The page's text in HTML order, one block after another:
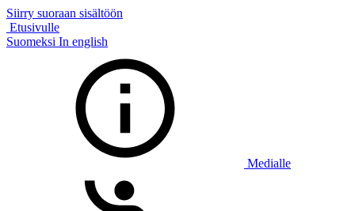
Siirry suoraan sisältöön
Etusivulle
Suomeksi In english
Medialle